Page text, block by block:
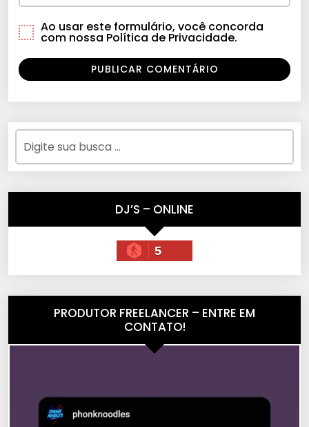
Ao usar este formulário, você concorda
com nossa Política de Privacidade.
DJ’S – ONLINE
5
PRODUTOR FREELANCER – ENTRE EM
CONTATO!